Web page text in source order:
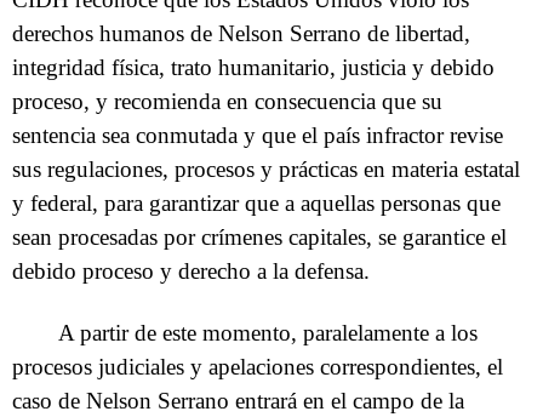
derechos humanos de Nelson Serrano de libertad,
integridad física, trato humanitario, justicia y debido
proceso, y recomienda en consecuencia que su
sentencia sea conmutada y que el país infractor revise
sus regulaciones, procesos y prácticas en materia estatal
y federal, para garantizar que a aquellas personas que
sean procesadas por crímenes capitales, se garantice el
debido proceso y derecho a la defensa.
A partir de este momento, paralelamente a los
procesos judiciales y apelaciones correspondientes, el
caso de Nelson Serrano entrará en el campo de la